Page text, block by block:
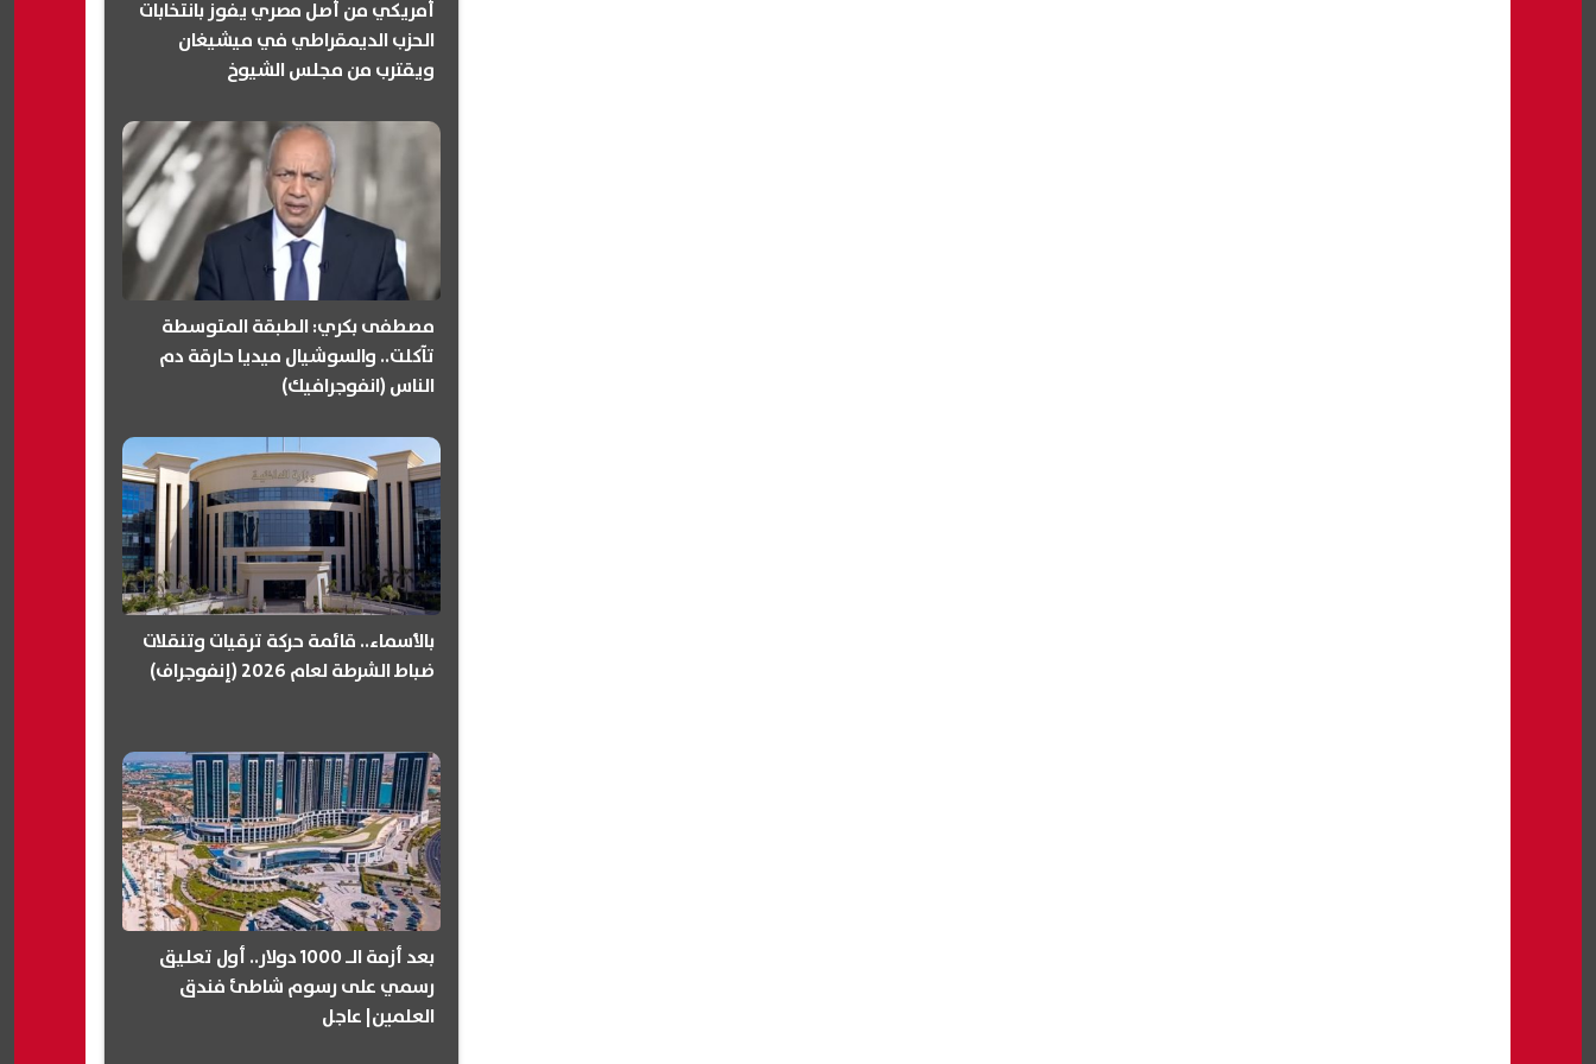
أمريكي من أصل مصري يفوز بانتخابات
الحزب الديمقراطي في ميشيغان
ويقترب من مجلس الشيوخ
مصطفى بكري: الطبقة المتوسطة
تآكلت.. والسوشيال ميديا حارقة دم
الناس (انفوجرافيك)
بالأسماء.. قائمة حركة ترقيات وتنقلات
ضباط الشرطة لعام 2026 (إنفوجراف)
بعد أزمة الـ 1000 دولار.. أول تعليق
رسمي على رسوم شاطئ فندق
العلمين| عاجل